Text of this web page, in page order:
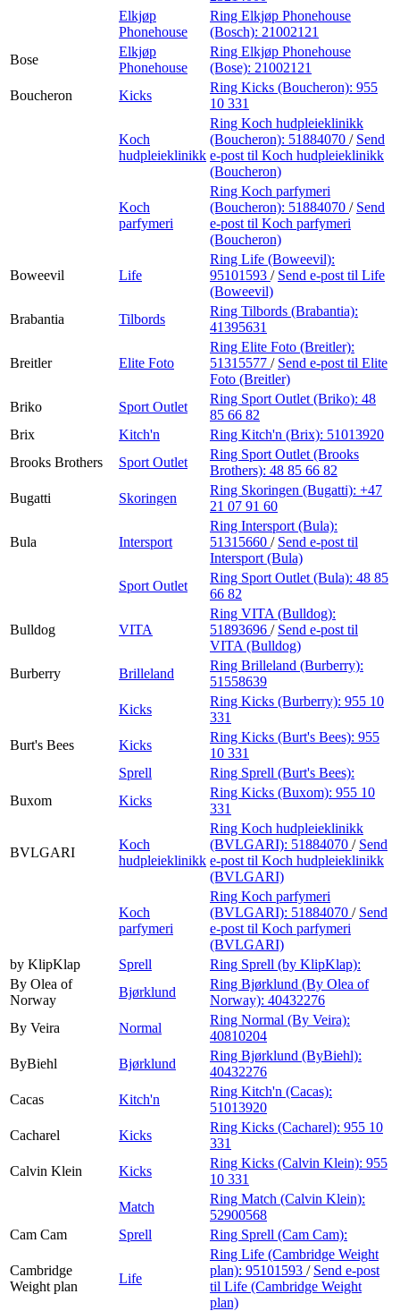
Elkjøp
Phonehouse
Ring Elkjøp Phonehouse
(Bosch): 21002121
Bose
Elkjøp
Phonehouse
Ring Elkjøp Phonehouse
(Bose): 21002121
Boucheron
Kicks
Ring Kicks (Boucheron): 955
10 331
Koch
hudpleieklinikk
Ring Koch hudpleieklinikk
(Boucheron): 51884070 / Send
e-post til Koch hudpleieklinikk
(Boucheron)
Koch
parfymeri
Ring Koch parfymeri
(Boucheron): 51884070 / Send
e-post til Koch parfymeri
(Boucheron)
Boweevil Life
Ring Life (Boweevil):
95101593 / Send e-post til Life
(Boweevil)
Brabantia
Tilbords
Ring Tilbords (Brabantia):
41395631
Breitler Elite Foto
Ring Elite Foto (Breitler):
51315577 / Send e-post til Elite
Foto (Breitler)
Briko
Sport Outlet
Ring Sport Outlet (Briko): 48
85 66 82
Brix
Kitch'n Ring Kitch'n (Brix): 51013920
Brooks Brothers
Sport Outlet
Ring Sport Outlet (Brooks
Brothers): 48 85 66 82
Bugatti
Skoringen
Ring Skoringen (Bugatti): +47
21 07 91 60
Bula Intersport
Ring Intersport (Bula):
51315660 / Send e-post til
Intersport (Bula)
Sport Outlet
Ring Sport Outlet (Bula): 48 85
66 82
Bulldog VITA
Ring VITA (Bulldog):
51893696 / Send e-post til
VITA (Bulldog)
Burberry
Brilleland
Ring Brilleland (Burberry):
51558639
Kicks
Ring Kicks (Burberry): 955 10
331
Burt's Bees
Kicks
Ring Kicks (Burt's Bees): 955
10 331
Sprell
Ring Sprell (Burt's Bees):
Buxom
Kicks
Ring Kicks (Buxom): 955 10
331
BVLGARI
Koch
hudpleieklinikk
Ring Koch hudpleieklinikk
(BVLGARI): 51884070 / Send
e-post til Koch hudpleieklinikk
(BVLGARI)
Koch
parfymeri
Ring Koch parfymeri
(BVLGARI): 51884070 / Send
e-post til Koch parfymeri
(BVLGARI)
by KlipKlap
Sprell
Ring Sprell (by KlipKlap):
By Olea of
Norway
Bjørklund
Ring Bjørklund (By Olea of
Norway): 40432276
By Veira
Normal
Ring Normal (By Veira):
40810204
ByBiehl
Bjørklund
Ring Bjørklund (ByBiehl):
40432276
Cacas
Kitch'n
Ring Kitch'n (Cacas):
51013920
Cacharel
Kicks
Ring Kicks (Cacharel): 955 10
331
Calvin Klein
Kicks
Ring Kicks (Calvin Klein): 955
10 331
Match
Ring Match (Calvin Klein):
52900568
Cam Cam
Sprell Ring Sprell (Cam Cam):
Cambridge
Weight plan
Life
Ring Life (Cambridge Weight
plan): 95101593 / Send e-post
til Life (Cambridge Weight
plan)